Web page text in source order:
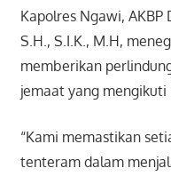
Kapolres Ngawi,
S.H., S.I.K., M.H,
memberikan
jemaat yang mengikuti
“Kami memastikan
tenteram dalam